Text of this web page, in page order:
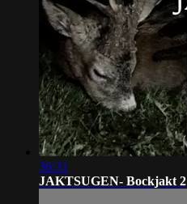
36:31
JAKTSUGEN- Bockjakt 2